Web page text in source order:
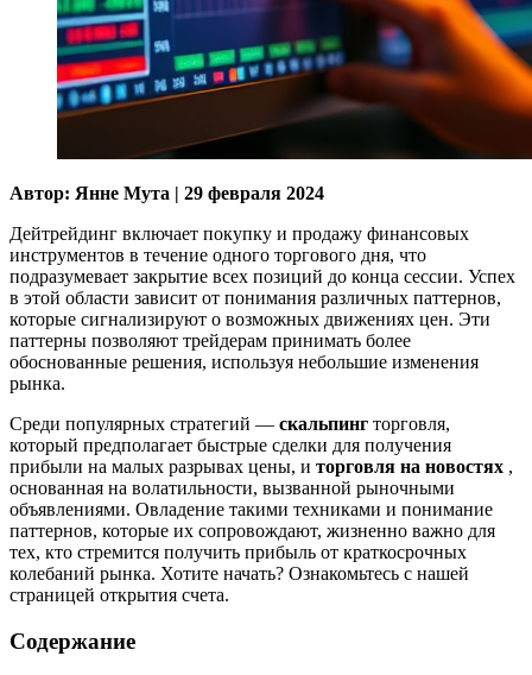
Автор: Янне Мута | 29 февраля 2024
Дейтрейдинг включает покупку и продажу финансовых
инструментов в течение одного торгового дня, что
подразумевает закрытие всех позиций до конца сессии. Успех
в этой области зависит от понимания различных паттернов,
которые сигнализируют о возможных движениях цен. Эти
паттерны позволяют трейдерам принимать более
обоснованные решения, используя небольшие изменения
рынка.
Среди популярных стратегий — скальпинг торговля,
который предполагает быстрые сделки для получения
прибыли на малых разрывах цены, и торговля на новостях ,
основанная на волатильности, вызванной рыночными
объявлениями. Овладение такими техниками и понимание
паттернов, которые их сопровождают, жизненно важно для
тех, кто стремится получить прибыль от краткосрочных
колебаний рынка. Хотите начать? Ознакомьтесь с нашей
страницей открытия счета.
Содержание